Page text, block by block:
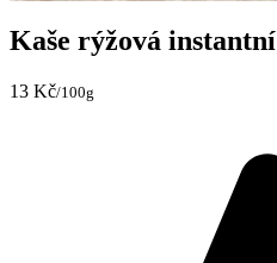
Kaše rýžová instantní
13 Kč/100g